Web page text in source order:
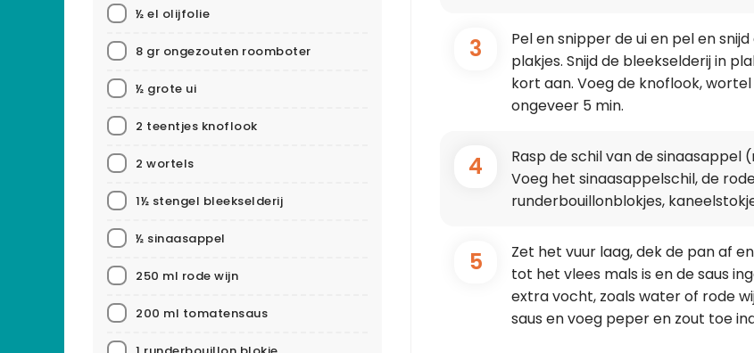
½ el olijfolie
8 gr ongezouten roomboter
½ grote ui
2 teentjes knoflook
2 wortels
1½ stengel bleekselderij
½ sinaasappel
250 ml rode wijn
200 ml tomatensaus
3
Pel en snipper de ui en pel en
plakjes. Snijd de bleekselderij in
kort aan. Voeg de knoflook,
ongeveer 5 min.
4
Rasp de schil van de
Voeg het sinaasappelschil, de
runderbouillonblokjes,
5
Zet het vuur laag, dek de pan af
tot het vlees mals is en de saus
extra vocht, zoals water of rode
saus en voeg peper en zout toe